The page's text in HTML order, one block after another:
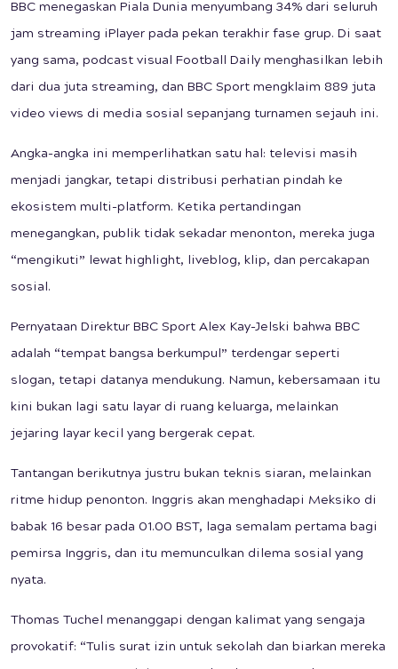
BBC menegaskan Piala Dunia menyumbang 34% dari seluruh
jam streaming iPlayer pada pekan terakhir fase grup. Di saat
yang sama, podcast visual Football Daily menghasilkan lebih
dari dua juta streaming, dan BBC Sport mengklaim 889 juta
video views di media sosial sepanjang turnamen sejauh ini.
Angka-angka ini memperlihatkan satu hal: televisi masih
menjadi jangkar, tetapi distribusi perhatian pindah ke
ekosistem multi-platform. Ketika pertandingan
menegangkan, publik tidak sekadar menonton, mereka juga
“mengikuti” lewat highlight, liveblog, klip, dan percakapan
sosial.
Pernyataan Direktur BBC Sport Alex Kay-Jelski bahwa BBC
adalah “tempat bangsa berkumpul” terdengar seperti
slogan, tetapi datanya mendukung. Namun, kebersamaan itu
kini bukan lagi satu layar di ruang keluarga, melainkan
jejaring layar kecil yang bergerak cepat.
Tantangan berikutnya justru bukan teknis siaran, melainkan
ritme hidup penonton. Inggris akan menghadapi Meksiko di
babak 16 besar pada 01.00 BST, laga semalam pertama bagi
pemirsa Inggris, dan itu memunculkan dilema sosial yang
nyata.
Thomas Tuchel menanggapi dengan kalimat yang sengaja
provokatif: “Tulis surat izin untuk sekolah dan biarkan mereka